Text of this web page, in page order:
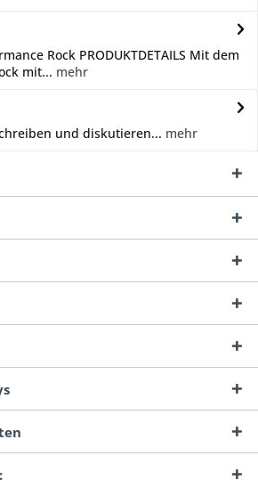
Rock PRODUKTDETAILS Mit dem
mit... mehr
und diskutieren... mehr